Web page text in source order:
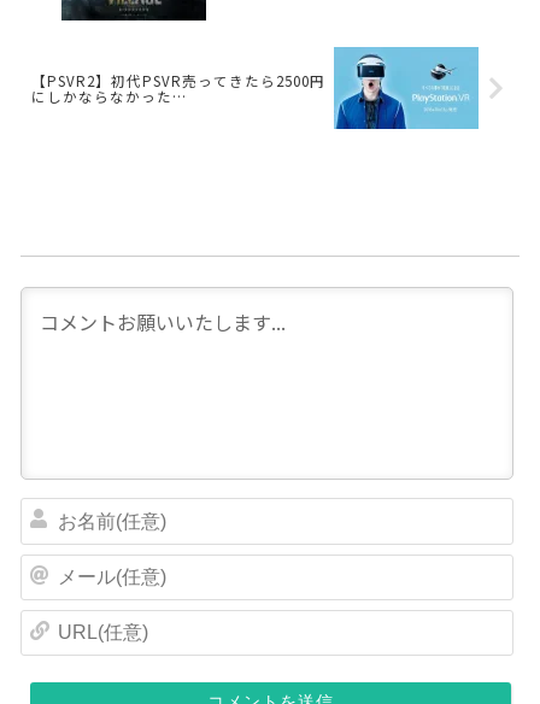
【PSVR2】初代PSVR売ってきたら2500円
にしかならなかった…
前
任
)
ル